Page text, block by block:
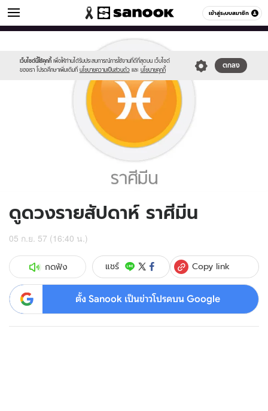
เข้าสู่ระบบสมาชิก
ดูดวง หมวดอื่นๆ
เว็บไซต์นี้ใช้คุกกี้ เพื่อให้ท่านได้รับประสบการณ์การใช้งานที่ดีที่สุดบน เว็บไซต์
ของเรา โปรดศึกษาเพิ่มเติมที่ นโยบายความเป็นส่วนตัว และ นโยบายคุกกี้
ตกลง
//s.isanook.com/sr/0/images/logo-
sanook.png
//s.isanook.com/ho/0/ud/13/69861/012_pisces.jpg
ดูดวงรายสัปดาห์ ราศีมีน
05 ก.ย. 57 (16:40 น.)
กดฟัง แชร์ Copy link
ตั้ง Sanook เป็นข่าวโปรดบน Google